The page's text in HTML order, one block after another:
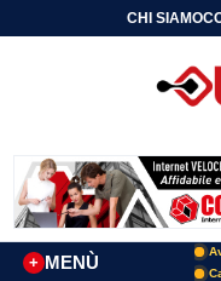
CHI SIAMO
MENÙ
+